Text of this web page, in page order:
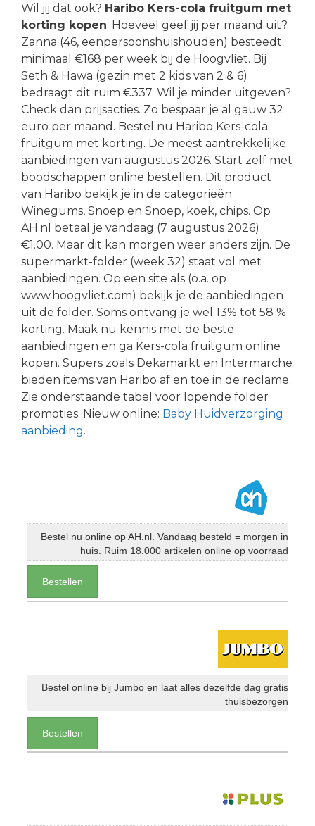
Wil jij dat ook? Haribo Kers-cola fruitgum met
korting kopen. Hoeveel geef jij per maand uit?
Zanna (46, eenpersoonshuishouden) besteedt
minimaal €168 per week bij de Hoogvliet. Bij
Seth & Hawa (gezin met 2 kids van 2 & 6)
bedraagt dit ruim €337. Wil je minder uitgeven?
Check dan prijsacties. Zo bespaar je al gauw 32
euro per maand. Bestel nu Haribo Kers-cola
fruitgum met korting. De meest aantrekkelijke
aanbiedingen van augustus 2026. Start zelf met
boodschappen online bestellen. Dit product
van Haribo bekijk je in de categorieën
Winegums, Snoep en Snoep, koek, chips. Op
AH.nl betaal je vandaag (7 augustus 2026)
€1.00. Maar dit kan morgen weer anders zijn. De
supermarkt-folder (week 32) staat vol met
aanbiedingen. Op een site als (o.a. op
www.hoogvliet.com) bekijk je de aanbiedingen
uit de folder. Soms ontvang je wel 13% tot 58 %
korting. Maak nu kennis met de beste
aanbiedingen en ga Kers-cola fruitgum online
kopen. Supers zoals Dekamarkt en Intermarche
bieden items van Haribo af en toe in de reclame.
Zie onderstaande tabel voor lopende folder
promoties. Nieuw online: Baby Huidverzorging
aanbieding.
Bestel nu online op AH.nl. Vandaag besteld = morgen in
huis. Ruim 18.000 artikelen online op voorraad
Bestellen
Bestel online bij Jumbo en laat alles dezelfde dag gratis
thuisbezorgen
Bestellen